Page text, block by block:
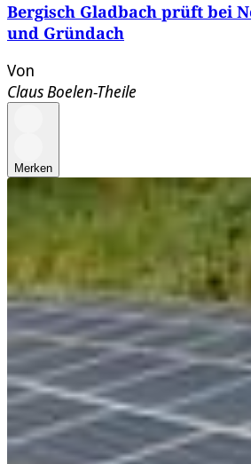
Bergisch Gladbach prüft bei
und Gründach
Von
Claus Boelen-Theile
Merken